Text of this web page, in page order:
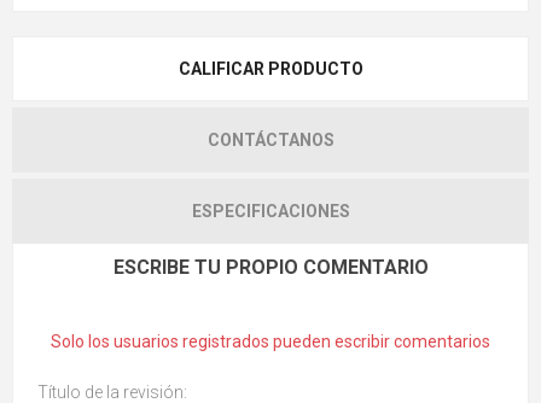
CALIFICAR PRODUCTO
CONTÁCTANOS
ESPECIFICACIONES
ESCRIBE TU PROPIO COMENTARIO
Solo los usuarios registrados pueden escribir comentarios
Título de la revisión: